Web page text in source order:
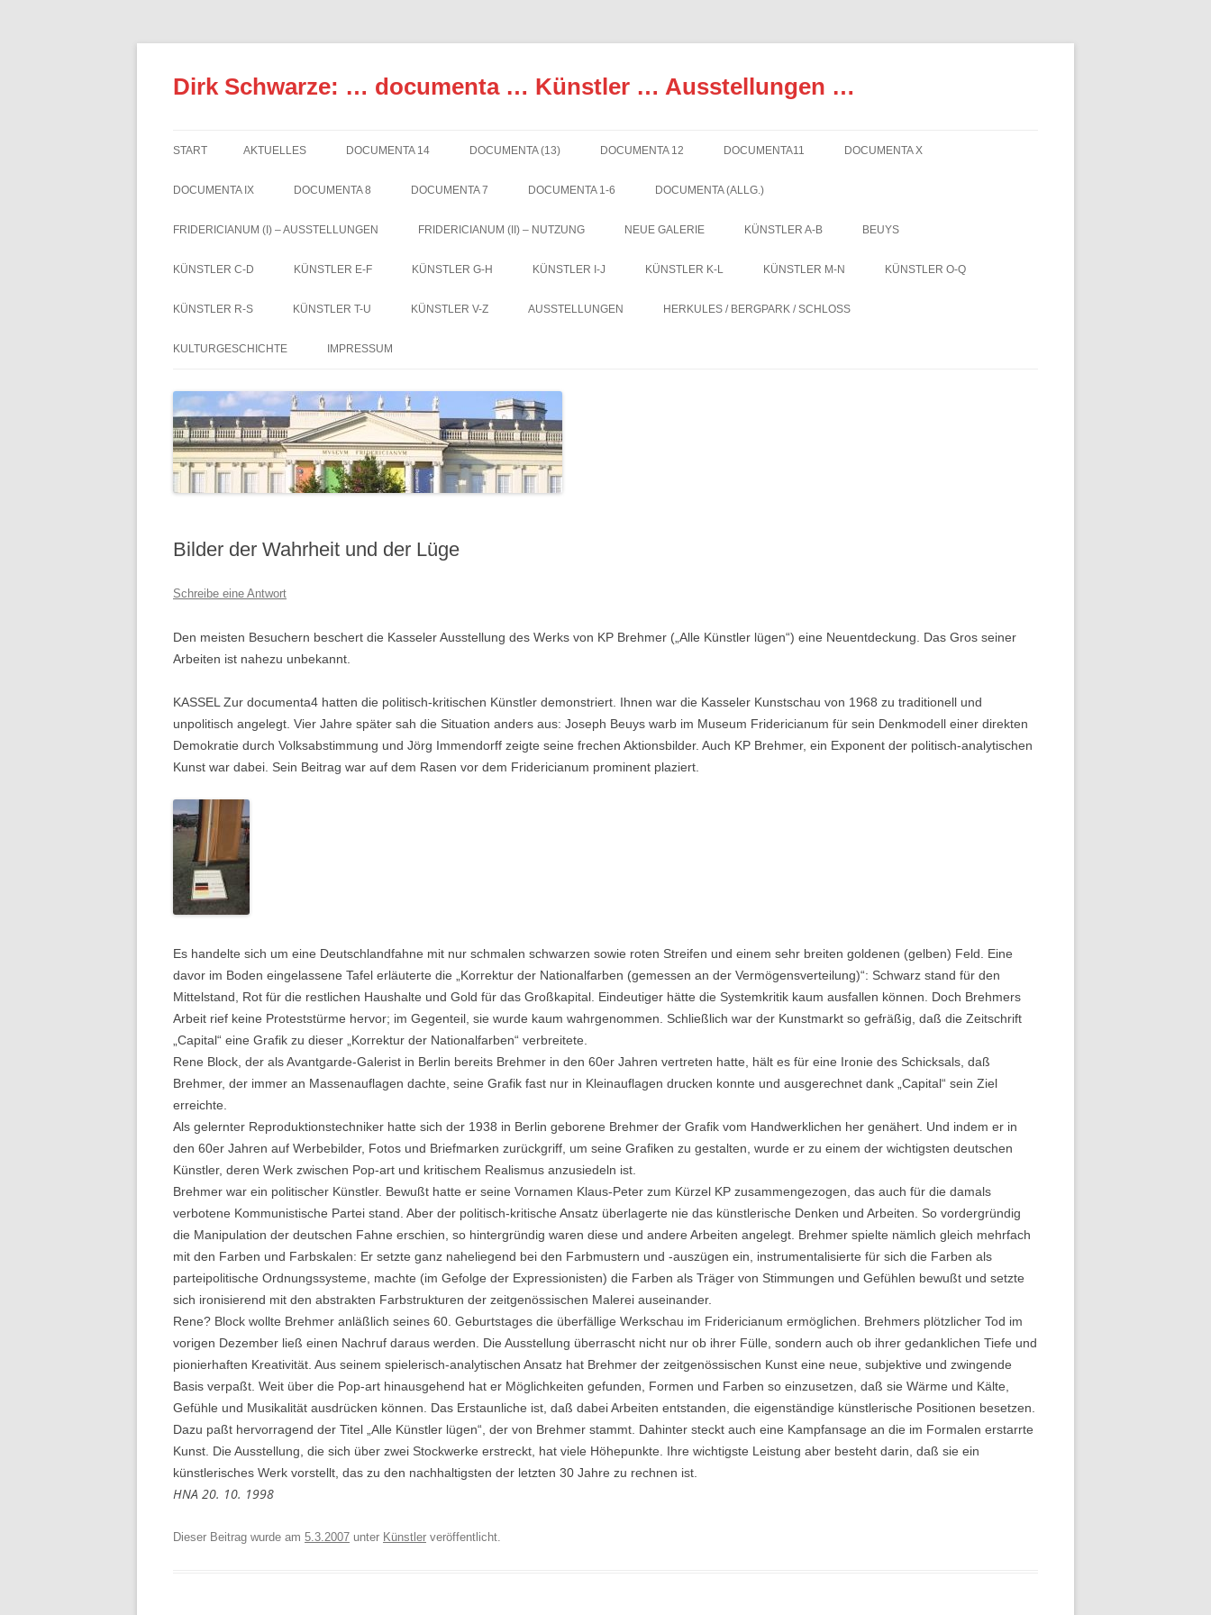
Dirk Schwarze: … documenta … Künstler … Ausstellungen …
START AKTUELLES DOCUMENTA 14 DOCUMENTA (13) DOCUMENTA 12 DOCUMENTA11 DOCUMENTA X
DOCUMENTA IX DOCUMENTA 8 DOCUMENTA 7 DOCUMENTA 1-6 DOCUMENTA (ALLG.)
FRIDERICIANUM (I) – AUSSTELLUNGEN FRIDERICIANUM (II) – NUTZUNG NEUE GALERIE KÜNSTLER A-B BEUYS
KÜNSTLER C-D KÜNSTLER E-F KÜNSTLER G-H KÜNSTLER I-J KÜNSTLER K-L KÜNSTLER M-N KÜNSTLER O-Q
KÜNSTLER R-S KÜNSTLER T-U KÜNSTLER V-Z AUSSTELLUNGEN HERKULES / BERGPARK / SCHLOSS
KULTURGESCHICHTE IMPRESSUM
Bilder der Wahrheit und der Lüge
Schreibe eine Antwort
Den meisten Besuchern beschert die Kasseler Ausstellung des Werks von KP Brehmer („Alle Künstler lügen“) eine Neuentdeckung. Das Gros seiner
Arbeiten ist nahezu unbekannt.
KASSEL Zur documenta4 hatten die politisch-kritischen Künstler demonstriert. Ihnen war die Kasseler Kunstschau von 1968 zu traditionell und
unpolitisch angelegt. Vier Jahre später sah die Situation anders aus: Joseph Beuys warb im Museum Fridericianum für sein Denkmodell einer direkten
Demokratie durch Volksabstimmung und Jörg Immendorff zeigte seine frechen Aktionsbilder. Auch KP Brehmer, ein Exponent der politisch-analytischen
Kunst war dabei. Sein Beitrag war auf dem Rasen vor dem Fridericianum prominent plaziert.
Es handelte sich um eine Deutschlandfahne mit nur schmalen schwarzen sowie roten Streifen und einem sehr breiten goldenen (gelben) Feld. Eine
davor im Boden eingelassene Tafel erläuterte die „Korrektur der Nationalfarben (gemessen an der Vermögensverteilung)“: Schwarz stand für den
Mittelstand, Rot für die restlichen Haushalte und Gold für das Großkapital. Eindeutiger hätte die Systemkritik kaum ausfallen können. Doch Brehmers
Arbeit rief keine Proteststürme hervor; im Gegenteil, sie wurde kaum wahrgenommen. Schließlich war der Kunstmarkt so gefräßig, daß die Zeitschrift
„Capital“ eine Grafik zu dieser „Korrektur der Nationalfarben“ verbreitete.
Rene Block, der als Avantgarde-Galerist in Berlin bereits Brehmer in den 60er Jahren vertreten hatte, hält es für eine Ironie des Schicksals, daß
Brehmer, der immer an Massenauflagen dachte, seine Grafik fast nur in Kleinauflagen drucken konnte und ausgerechnet dank „Capital“ sein Ziel
erreichte.
Als gelernter Reproduktionstechniker hatte sich der 1938 in Berlin geborene Brehmer der Grafik vom Handwerklichen her genähert. Und indem er in
den 60er Jahren auf Werbebilder, Fotos und Briefmarken zurückgriff, um seine Grafiken zu gestalten, wurde er zu einem der wichtigsten deutschen
Künstler, deren Werk zwischen Pop-art und kritischem Realismus anzusiedeln ist.
Brehmer war ein politischer Künstler. Bewußt hatte er seine Vornamen Klaus-Peter zum Kürzel KP zusammengezogen, das auch für die damals
verbotene Kommunistische Partei stand. Aber der politisch-kritische Ansatz überlagerte nie das künstlerische Denken und Arbeiten. So vordergründig
die Manipulation der deutschen Fahne erschien, so hintergründig waren diese und andere Arbeiten angelegt. Brehmer spielte nämlich gleich mehrfach
mit den Farben und Farbskalen: Er setzte ganz naheliegend bei den Farbmustern und -auszügen ein, instrumentalisierte für sich die Farben als
parteipolitische Ordnungssysteme, machte (im Gefolge der Expressionisten) die Farben als Träger von Stimmungen und Gefühlen bewußt und setzte
sich ironisierend mit den abstrakten Farbstrukturen der zeitgenössischen Malerei auseinander.
Rene? Block wollte Brehmer anläßlich seines 60. Geburtstages die überfällige Werkschau im Fridericianum ermöglichen. Brehmers plötzlicher Tod im
vorigen Dezember ließ einen Nachruf daraus werden. Die Ausstellung überrascht nicht nur ob ihrer Fülle, sondern auch ob ihrer gedanklichen Tiefe und
pionierhaften Kreativität. Aus seinem spielerisch-analytischen Ansatz hat Brehmer der zeitgenössischen Kunst eine neue, subjektive und zwingende
Basis verpaßt. Weit über die Pop-art hinausgehend hat er Möglichkeiten gefunden, Formen und Farben so einzusetzen, daß sie Wärme und Kälte,
Gefühle und Musikalität ausdrücken können. Das Erstaunliche ist, daß dabei Arbeiten entstanden, die eigenständige künstlerische Positionen besetzen.
Dazu paßt hervorragend der Titel „Alle Künstler lügen“, der von Brehmer stammt. Dahinter steckt auch eine Kampfansage an die im Formalen erstarrte
Kunst. Die Ausstellung, die sich über zwei Stockwerke erstreckt, hat viele Höhepunkte. Ihre wichtigste Leistung aber besteht darin, daß sie ein
künstlerisches Werk vorstellt, das zu den nachhaltigsten der letzten 30 Jahre zu rechnen ist.
HNA 20. 10. 1998
Dieser Beitrag wurde am 5.3.2007 unter Künstler veröffentlicht.